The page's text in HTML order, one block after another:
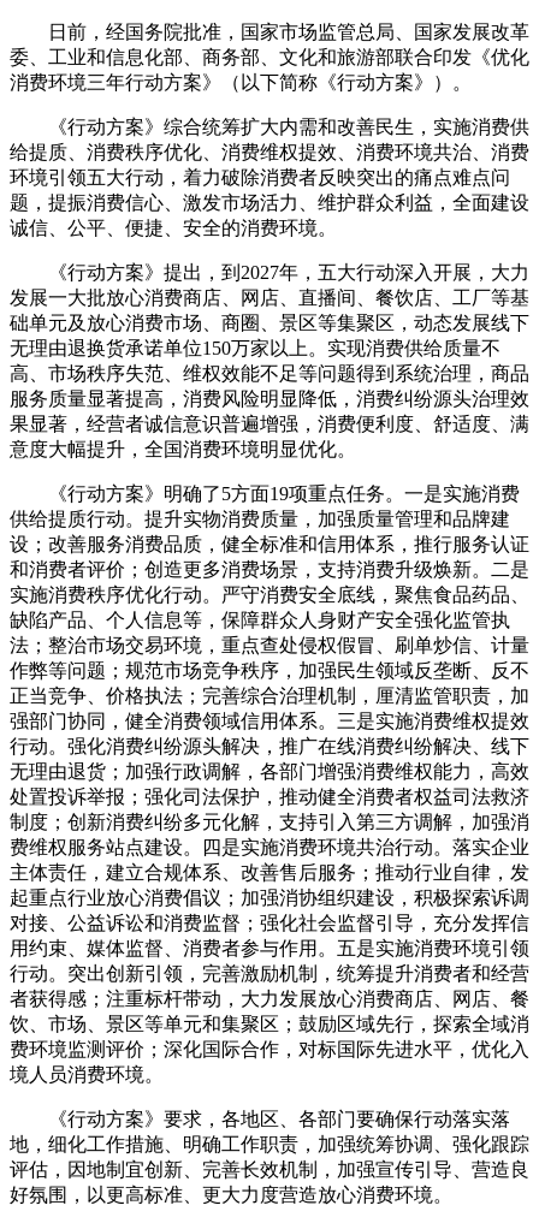
日前，经国务院批准，国家市场监管总局、国家发展改革
委、工业和信息化部、商务部、文化和旅游部联合印发《优化
消费环境三年行动方案》（以下简称《行动方案》）。
《行动方案》综合统筹扩大内需和改善民生，实施消费供
给提质、消费秩序优化、消费维权提效、消费环境共治、消费
环境引领五大行动，着力破除消费者反映突出的痛点难点问
题，提振消费信心、激发市场活力、维护群众利益，全面建设
诚信、公平、便捷、安全的消费环境。
《行动方案》提出，到2027年，五大行动深入开展，大力
发展一大批放心消费商店、网店、直播间、餐饮店、工厂等基
础单元及放心消费市场、商圈、景区等集聚区，动态发展线下
无理由退换货承诺单位150万家以上。实现消费供给质量不
高、市场秩序失范、维权效能不足等问题得到系统治理，商品
服务质量显著提高，消费风险明显降低，消费纠纷源头治理效
果显著，经营者诚信意识普遍增强，消费便利度、舒适度、满
意度大幅提升，全国消费环境明显优化。
《行动方案》明确了5方面19项重点任务。一是实施消费
供给提质行动。提升实物消费质量，加强质量管理和品牌建
设；改善服务消费品质，健全标准和信用体系，推行服务认证
和消费者评价；创造更多消费场景，支持消费升级焕新。二是
实施消费秩序优化行动。严守消费安全底线，聚焦食品药品、
缺陷产品、个人信息等，保障群众人身财产安全强化监管执
法；整治市场交易环境，重点查处侵权假冒、刷单炒信、计量
作弊等问题；规范市场竞争秩序，加强民生领域反垄断、反不
正当竞争、价格执法；完善综合治理机制，厘清监管职责，加
强部门协同，健全消费领域信用体系。三是实施消费维权提效
行动。强化消费纠纷源头解决，推广在线消费纠纷解决、线下
无理由退货；加强行政调解，各部门增强消费维权能力，高效
处置投诉举报；强化司法保护，推动健全消费者权益司法救济
制度；创新消费纠纷多元化解，支持引入第三方调解，加强消
费维权服务站点建设。四是实施消费环境共治行动。落实企业
主体责任，建立合规体系、改善售后服务；推动行业自律，发
起重点行业放心消费倡议；加强消协组织建设，积极探索诉调
对接、公益诉讼和消费监督；强化社会监督引导，充分发挥信
用约束、媒体监督、消费者参与作用。五是实施消费环境引领
行动。突出创新引领，完善激励机制，统筹提升消费者和经营
者获得感；注重标杆带动，大力发展放心消费商店、网店、餐
饮、市场、景区等单元和集聚区；鼓励区域先行，探索全域消
费环境监测评价；深化国际合作，对标国际先进水平，优化入
境人员消费环境。
《行动方案》要求，各地区、各部门要确保行动落实落
地，细化工作措施、明确工作职责，加强统筹协调、强化跟踪
评估，因地制宜创新、完善长效机制，加强宣传引导、营造良
好氛围，以更高标准、更大力度营造放心消费环境。